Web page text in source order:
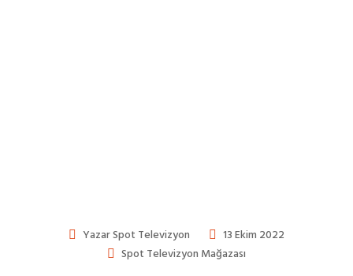
YazarSpot Televizyon
13 Ekim 2022
Spot Televizyon Mağazası